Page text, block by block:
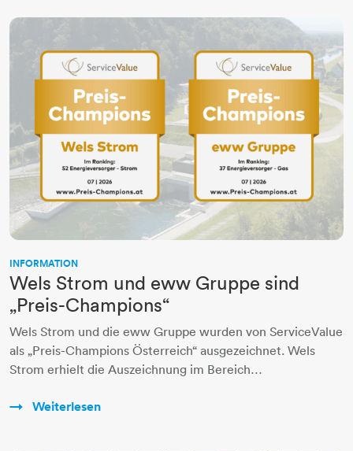
INFORMATION
Wels Strom und eww Gruppe sind
„Preis-Champions“
Wels Strom und die eww Gruppe wurden von ServiceValue
als „Preis-Champions Österreich“ ausgezeichnet. Wels
Strom erhielt die Auszeichnung im Bereich…
Weiterlesen